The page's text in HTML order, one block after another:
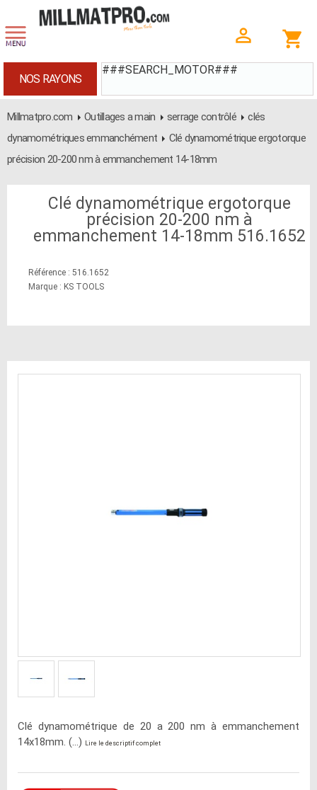
###SEARCH_MOTOR###
NOS RAYONS
Millmatpro.com Outillages a main serrage contrôlé
clés
dynamométriques emmanchément
Clé dynamométrique ergotorque
précision 20-200 nm à emmanchement 14-18mm
Clé dynamométrique ergotorque
précision 20-200 nm à
emmanchement 14-18mm 516.1652
Référence : 516.1652
Marque : KS TOOLS
Clé dynamométrique de 20 a 200 nm à emmanchement
14x18mm. (...)
Lire le descriptif complet